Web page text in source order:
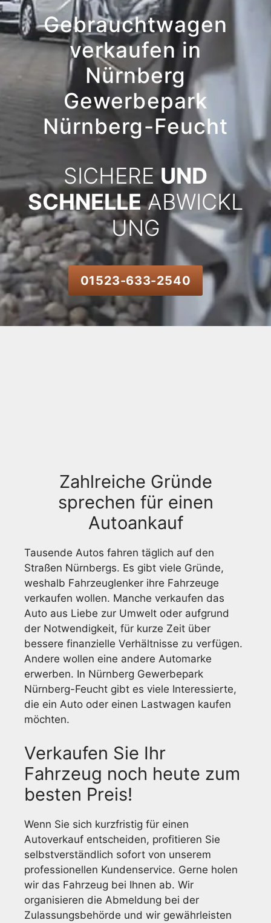
Gebrauchtwagen
verkaufen in
Nürnberg
Gewerbepark
Nürnberg-Feucht
SICHERE UND
SCHNELLEABWICKL
UNG
01523-633-2540
Zahlreiche Gründe
sprechen für einen
Autoankauf
Tausende Autos fahren täglich auf den
Straßen Nürnbergs. Es gibt viele Gründe,
weshalb Fahrzeuglenker ihre Fahrzeuge
verkaufen wollen. Manche verkaufen das
Auto aus Liebe zur Umwelt oder aufgrund
der Notwendigkeit, für kurze Zeit über
bessere finanzielle Verhältnisse zu verfügen.
Andere wollen eine andere Automarke
erwerben. In Nürnberg Gewerbepark
Nürnberg-Feucht gibt es viele Interessierte,
die ein Auto oder einen Lastwagen kaufen
möchten.
Verkaufen Sie Ihr
Fahrzeug noch heute zum
besten Preis!
Wenn Sie sich kurzfristig für einen
Autoverkauf entscheiden, profitieren Sie
selbstverständlich sofort von unserem
professionellen Kundenservice. Gerne holen
wir das Fahrzeug bei Ihnen ab. Wir
organisieren die Abmeldung bei der
Zulassungsbehörde und wir gewährleisten